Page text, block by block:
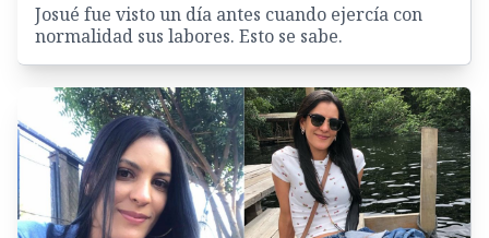
Josué fue visto un día antes cuando ejercía con
normalidad sus labores. Esto se sabe.